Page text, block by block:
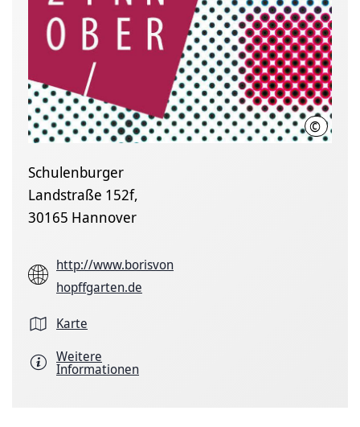
©
Schulenburger
Landstraße 152f,
30165 Hannover
http://www.borisvon
hopffgarten.de
Karte
Weitere
Informationen